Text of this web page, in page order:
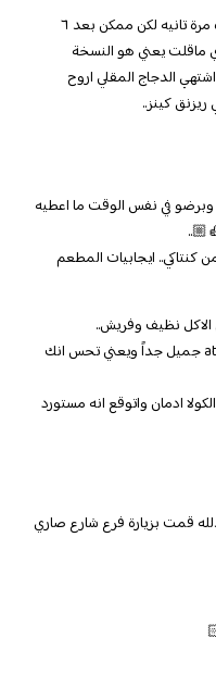
المطعم جميل وطعم،، وممكن يعني ازوره مرة تانيه لكن ممكن بعد ٦
ماقلت يعني هو النسخة
الدجاج المقلي اروح
ريزنق كينز..
وبرضو في نفس الوقت ما اعطيه
كنتاكي.. ايجابيات المطعم
٢- اجواء المطعم والديكور والatmosphire جميل جداً ويعني تحس انك
ادمان واتوقع انه مستورد
قمت بزيارة فرع شارع صاري